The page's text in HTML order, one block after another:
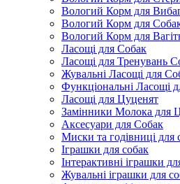
Вологий Корм для
Вологий Корм для
Вологий Корм для
Ласощі для Собак
Ласощі для Тренувань
Жувальні Ласощі для
Функціональні Ласощі
Ласощі для Цуценят
Замінники Молока для
Аксесуари для Собак
Миски та годівниці для
Іграшки для собак
Інтерактивні іграшки
Жувальні іграшки для